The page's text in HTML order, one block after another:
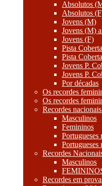
Absolutos
Absolutos
Jovens (M)
Jovens (M)
Jovens (F)
Pista
Pista
Jovens P.
Jovens P.
Por décadas
Os recordes
Os recordes
Recordes
Masculinos
Femininos
Portugueses
Portugueses
Recordes
Masculinos
Recordes em